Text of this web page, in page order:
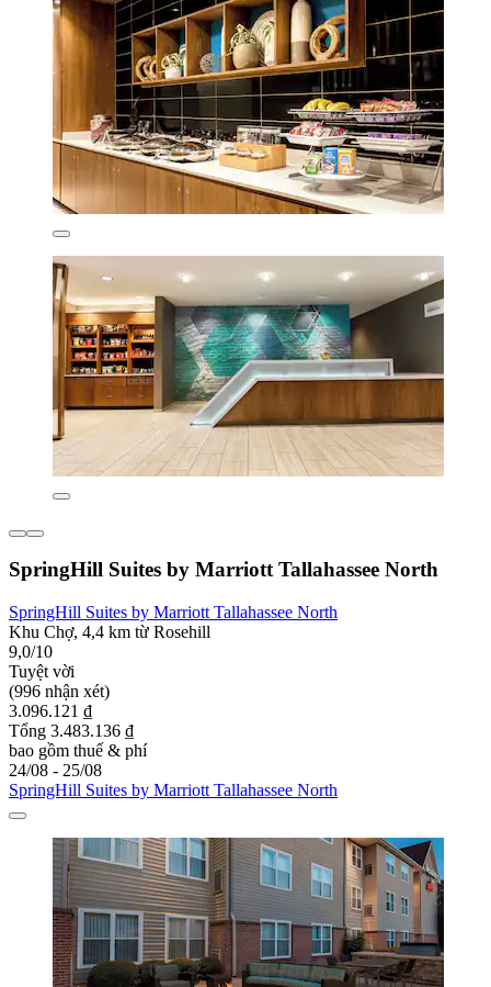
SpringHill Suites by Marriott Tallahassee North
SpringHill Suites by Marriott Tallahassee North
Khu Chợ, 4,4 km từ Rosehill
9,0/10
Tuyệt vời
(996 nhận xét)
3.096.121 ₫
Tổng 3.483.136 ₫
bao gồm thuế & phí
24/08 - 25/08
SpringHill Suites by Marriott Tallahassee North